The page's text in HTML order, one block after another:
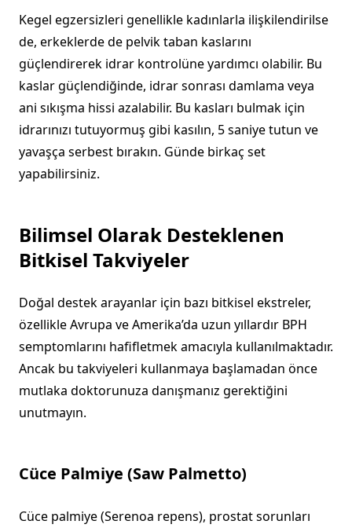
Kegel egzersizleri genellikle kadınlarla ilişkilendirilse
de, erkeklerde de pelvik taban kaslarını
güçlendirerek idrar kontrolüne yardımcı olabilir. Bu
kaslar güçlendiğinde, idrar sonrası damlama veya
ani sıkışma hissi azalabilir. Bu kasları bulmak için
idrarınızı tutuyormuş gibi kasılın, 5 saniye tutun ve
yavaşça serbest bırakın. Günde birkaç set
yapabilirsiniz.
Bilimsel Olarak Desteklenen
Bitkisel Takviyeler
Doğal destek arayanlar için bazı bitkisel ekstreler,
özellikle Avrupa ve Amerika’da uzun yıllardır BPH
semptomlarını hafifletmek amacıyla kullanılmaktadır.
Ancak bu takviyeleri kullanmaya başlamadan önce
mutlaka doktorunuza danışmanız gerektiğini
unutmayın.
Cüce Palmiye (Saw Palmetto)
Cüce palmiye (Serenoa repens), prostat sorunları